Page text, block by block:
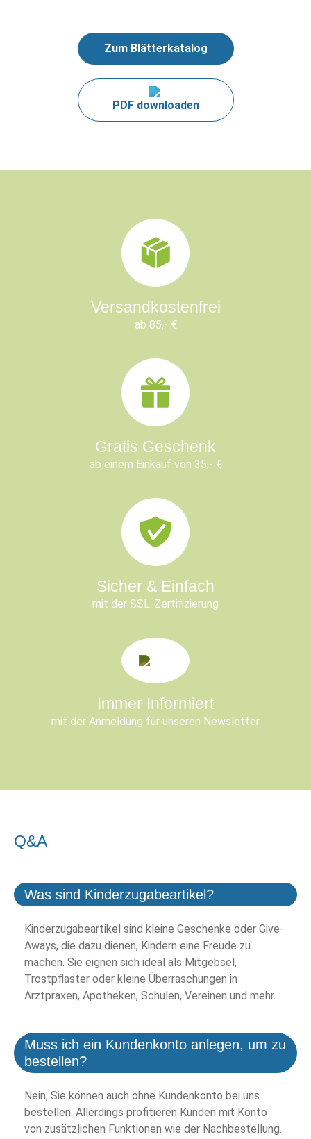
Zum Blätterkatalog
PDF downloaden
Versandkostenfrei
ab 85,- €
Gratis Geschenk
ab einem Einkauf von 35,- €
Sicher & Einfach
mit der SSL-Zertifizierung
Immer Informiert
mit der Anmeldung für unseren Newsletter
Q&A
Was sind Kinderzugabeartikel?
Kinderzugabeartikel sind kleine Geschenke oder Give-
Aways, die dazu dienen, Kindern eine Freude zu
machen. Sie eignen sich ideal als Mitgebsel,
Trostpflaster oder kleine Überraschungen in
Arztpraxen, Apotheken, Schulen, Vereinen und mehr.
Muss ich ein Kundenkonto anlegen, um zu
bestellen?
Nein, Sie können auch ohne Kundenkonto bei uns
bestellen. Allerdings profitieren Kunden mit Konto
von zusätzlichen Funktionen wie der Nachbestellung.